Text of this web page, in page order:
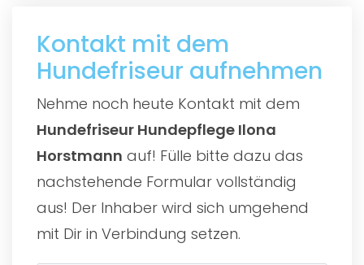
Kontakt mit dem
Hundefriseur aufnehmen
Nehme noch heute Kontakt mit dem
Hundefriseur Hundepflege Ilona
Horstmann auf! Fülle bitte dazu das
nachstehende Formular vollständig
aus! Der Inhaber wird sich umgehend
mit Dir in Verbindung setzen.